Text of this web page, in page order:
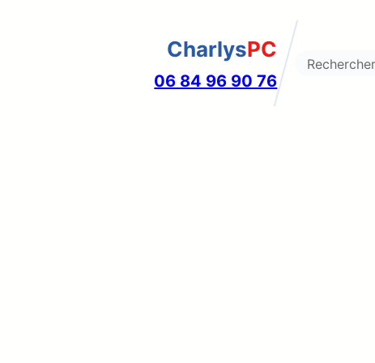
CharlysPC
06 84 96 90 76
Search